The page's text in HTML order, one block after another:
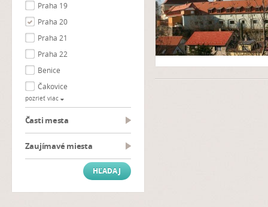
Praha 19
Praha 20
Praha 21
Praha 22
Benice
Čakovice
pozrieť viac
Časti mesta
Zaujímavé miesta